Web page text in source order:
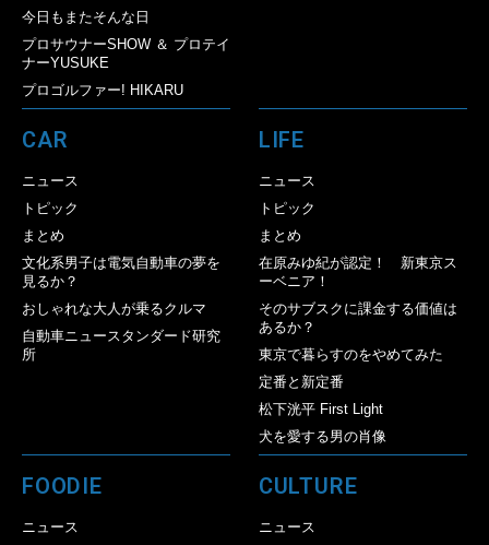
今日もまたそんな日
プロサウナーSHOW ＆ プロテイ
ナーYUSUKE
プロゴルファー! HIKARU
CAR
ニュース
トピック
まとめ
文化系男子は電気自動車の夢を
見るか？
おしゃれな大人が乗るクルマ
自動車ニュースタンダード研究
所
LIFE
ニュース
トピック
まとめ
在原みゆ紀が認定！ 新東京ス
ーベニア！
そのサブスクに課金する価値は
あるか？
東京で暮らすのをやめてみた
定番と新定番
松下洸平 First Light
犬を愛する男の肖像
FOODIE
ニュース
CULTURE
ニュース